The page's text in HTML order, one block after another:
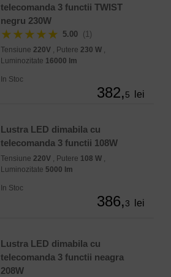
telecomanda 3 functii TWIST
negru 230W
★★★★★ 5.00 (1)
Tensiune 220V , Putere 230 W ,
Luminozitate 16000 lm
In Stoc
382,5 lei
Lustra LED dimabila cu
telecomanda 3 functii 108W
Tensiune 220V , Putere 108 W ,
Luminozitate 5000 lm
In Stoc
386,3 lei
Lustra LED dimabila cu
telecomanda 3 functii neagra
208W